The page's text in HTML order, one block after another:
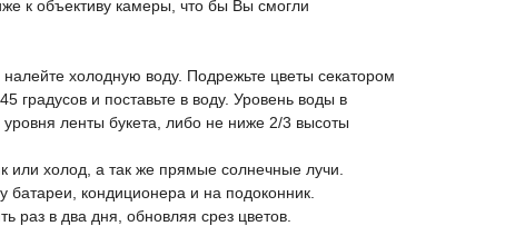
к объективу камеры, что бы Вы смогли
налейте холодную воду. Подрежьте цветы секатором
градусов и поставьте в воду. Уровень воды в
ленты букета, либо не ниже 2/3 высоты
или холод, а так же прямые солнечные лучи.
батареи, кондиционера и на подоконник.
раз в два дня, обновляя срез цветов.